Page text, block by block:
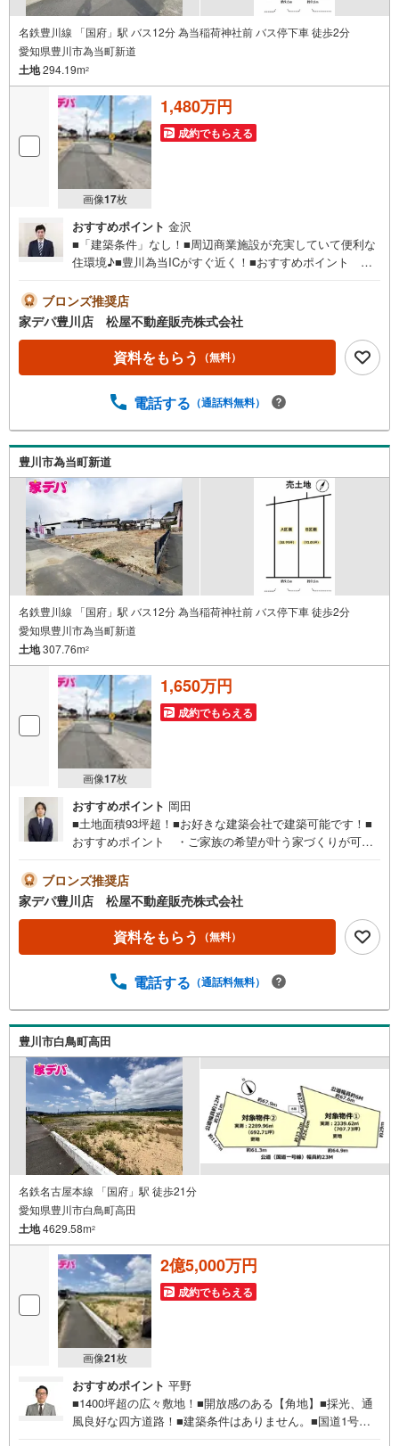
名鉄豊川線 「国府」駅 バス12分 為当稲荷神社前 バス停下車 徒歩2分
愛知県豊川市為当町新道
土地294.19m2
画像17枚
1,480万円
成約でもらえる
おすすめポイント 金沢
■「建築条件」なし！■周辺商業施設が充実していて便利な
住環境♪■豊川為当ICがすぐ近く！■おすすめポイント ・
安心です。 ・保育施設や公園が近く子育てしやすい環境
です。 ・買い物施設が近く生活環境良好！●家デパ 松屋
不動産販売 のつよみ●・豊橋市・豊川市・知立市・浜松市
の4店舗営業中！三河エリア・遠州エリアの物件ならおまか
せください。新築戸建、中古戸建、中古マンション、土地
件のリフォーム実績多数！中古物件をご購入の際、約70％
す。・キッズスペース用意しております。ぜひご家族そろ
ってご来場ください。・営業時間 午前9時00分～午後6時30
分 （定休日:水曜日）この時間帯はお電話でのお問い合わせ
がスムーズにご案内できます。右下の電話ボタンをタッ
チ！もしくはお気軽にお電話ください。
ブロンズ推奨店
家デパ豊川店 松屋不動産販売株式会社
資料をもらう （無料）
電話する （通話料無料）
豊川市為当町新道
名鉄豊川線 「国府」駅 バス12分 為当稲荷神社前 バス停下車 徒歩2分
愛知県豊川市為当町新道
土地307.76m2
画像17枚
1,650万円
成約でもらえる
おすすめポイント 岡田
■土地面積93坪超！■お好きな建築会社で建築可能です！■
おすすめポイント ・ご家族の希望が叶う家づくりが可能
超の敷地面積です。 ・南側道路に面し、明るく快適な家
づくりが可能です！●家デパ 松屋不動産販売 のつよみ●・
豊橋市・豊川市・知立市・浜松市の4店舗営業中！三河エリ
ア・遠州エリアの物件ならおまかせください。新築戸建、
中古戸建、中古マンション、土地をお客様のご希望に合わ
数！中古物件をご購入の際、約70％という多くの方々がリ
用意しております。ぜひご家族そろってご来場くださ
い。・営業時間 午前9時00分～午後6時30分 （定休日:水曜
日）この時間帯はお電話でのお問い合わせがスムーズにご
案内できます。右下の電話ボタンをタッチ！もしくはお気
軽にお電話ください。
ブロンズ推奨店
家デパ豊川店 松屋不動産販売株式会社
資料をもらう （無料）
電話する （通話料無料）
豊川市白鳥町高田
名鉄名古屋本線 「国府」駅 徒歩21分
愛知県豊川市白鳥町高田
土地4629.58m2
画像21枚
2億5,000万円
成約でもらえる
おすすめポイント 平野
■1400坪超の広々敷地！■開放感のある【角地】■採光、通
風良好な四方道路！■建築条件はありません。■国道1号線